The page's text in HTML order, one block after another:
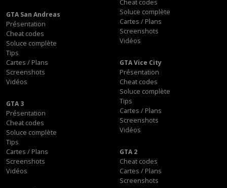
Cheat codes
Soluce complète
Cartes / Plans
Screenshots
Vidéos
GTA San Andreas
Présentation
Cheat codes
Soluce complète
Tips
Cartes / Plans
Screenshots
Vidéos
GTA Vice City
Présentation
Cheat codes
Soluce complète
Tips
Cartes / Plans
Screenshots
Vidéos
GTA 3
Présentation
Cheat codes
Soluce complète
Tips
Cartes / Plans
Screenshots
Vidéos
GTA 2
Cheat codes
Cartes / Plans
Screenshots